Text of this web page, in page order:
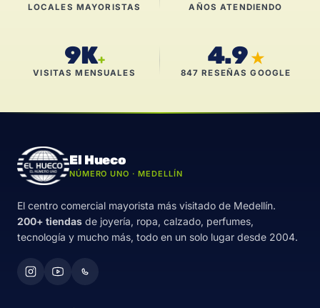
LOCALES MAYORISTAS AÑOS ATENDIENDO
9K+
VISITAS MENSUALES
4.9 ★
847 RESEÑAS GOOGLE
El Hueco
NÚMERO UNO · MEDELLÍN
El centro comercial mayorista más visitado de Medellín.
200+ tiendas de joyería, ropa, calzado, perfumes,
tecnología y mucho más, todo en un solo lugar desde 2004.